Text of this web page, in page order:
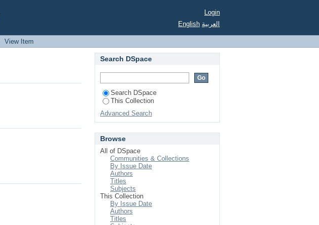
Login
English العربية
View Item
Search DSpace
Search DSpace
This Collection
Advanced Search
Browse
All of DSpace
Communities & Collections
By Issue Date
Authors
Titles
Subjects
This Collection
By Issue Date
Authors
Titles